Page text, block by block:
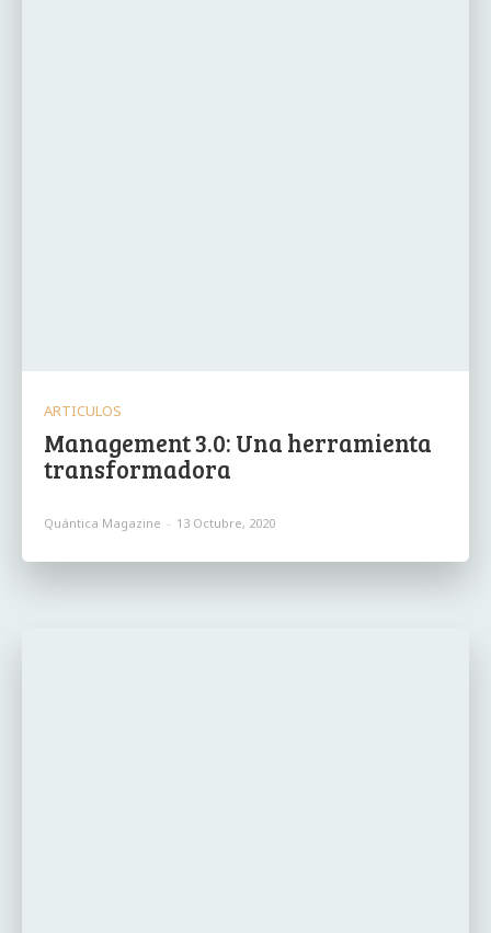
ARTICULOS
Management 3.0: Una herramienta
transformadora
Quántica Magazine - 13 Octubre, 2020